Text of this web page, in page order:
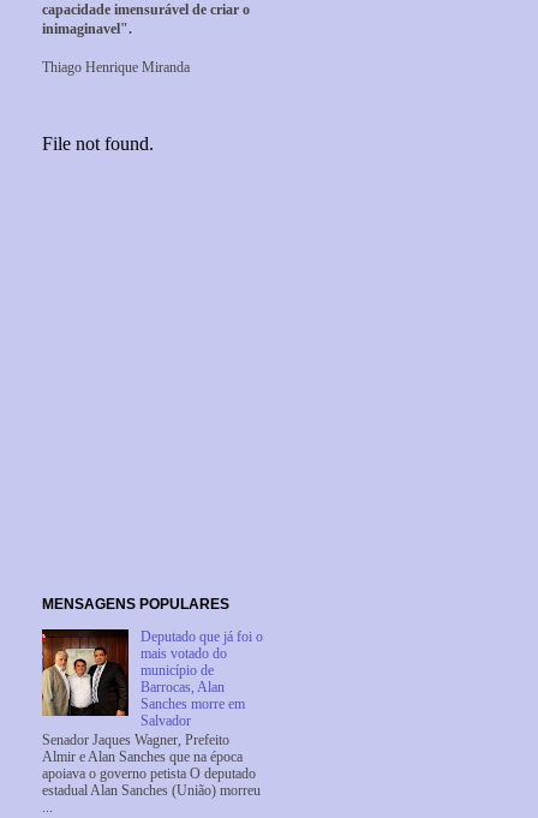
capacidade imensurável de criar o
inimaginavel".
Thiago Henrique Miranda
MENSAGENS POPULARES
Deputado que já foi o
mais votado do
município de
Barrocas, Alan
Sanches morre em
Salvador
Senador Jaques Wagner, Prefeito
Almir e Alan Sanches que na época
apoiava o governo petista O deputado
estadual Alan Sanches (União) morreu
...